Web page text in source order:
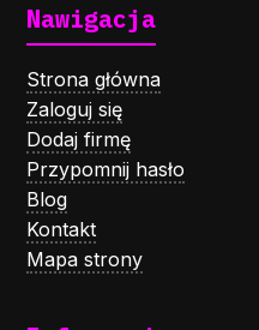
Nawigacja
Strona główna
Zaloguj się
Dodaj firmę
Przypomnij hasło
Blog
Kontakt
Mapa strony